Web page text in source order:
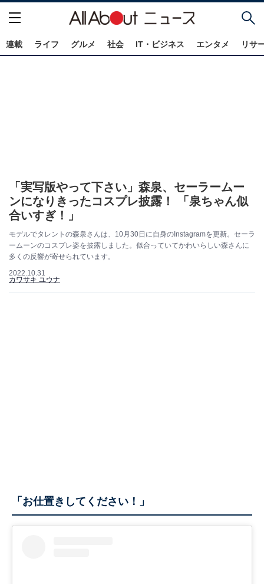
連載 ライフ グルメ 社会 IT・ビジネス エンタメ リサ
「実写版やって下さい」森泉、セーラームー
ンになりきったコスプレ披露！ 「泉ちゃん似
合いすぎ！」
モデルでタレントの森泉さんは、10月30日に自身のInstagramを更新。セーラ
ームーンのコスプレ姿を披露しました。似合っていてかわいらしい森さんに
多くの反響が寄せられています。
2022.10.31
カワサキ ユウナ
「お仕置きしてください！」